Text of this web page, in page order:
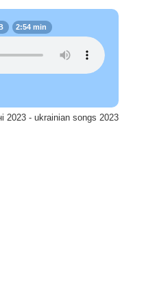
2:54 min
2023 - ukrainian songs 2023